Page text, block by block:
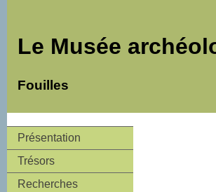
Le Musée
Fouilles
Présentation
Trésors
Recherches